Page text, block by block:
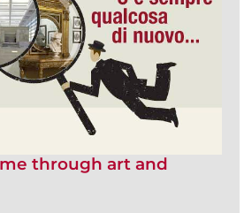
through art and